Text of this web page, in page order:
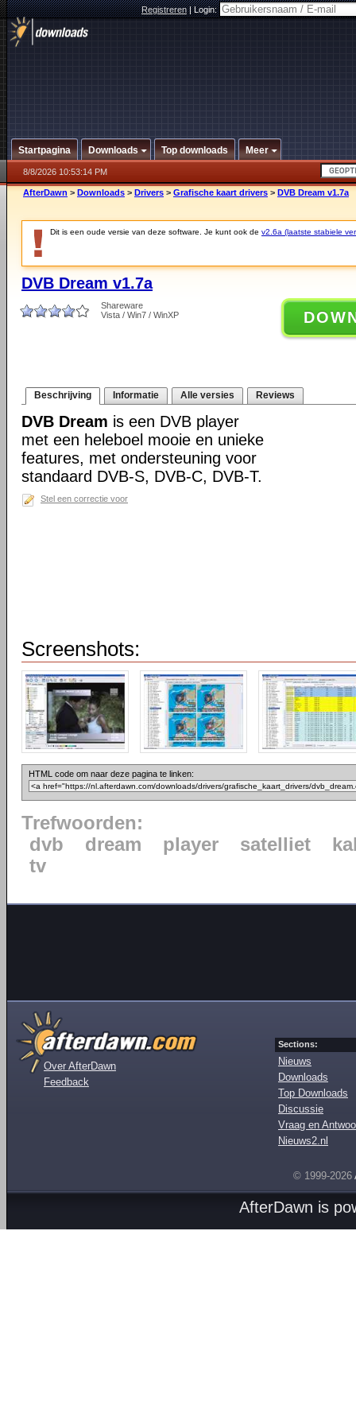
Registreren|Login:
Startpagina Downloads Top downloads Meer
8/8/2026 10:53:14 PM
AfterDawn > Downloads > Drivers > Grafische kaart drivers > DVB Dream v1.7a
Dit is een oude versie van deze software. Je kunt ook de v2.6a (laatste stabiele
DVB Dream v1.7a
Shareware
Vista / Win7 / WinXP
Beschrijving Informatie Alle versies Reviews
DVB Dream is een DVB player
met een heleboel mooie en unieke
features, met ondersteuning voor
standaard DVB-S, DVB-C, DVB-T.
Stel een correctie voor
Screenshots:
HTML code om naar deze pagina te linken:
Trefwoorden:
dvb
dream player satelliet
tv
Over AfterDawn
Feedback
Sections:
Nieuws
Downloads
Top Downloads
Discussie
Vraag en
Nieuws2.nl
© 1999-2026
AfterDawn is